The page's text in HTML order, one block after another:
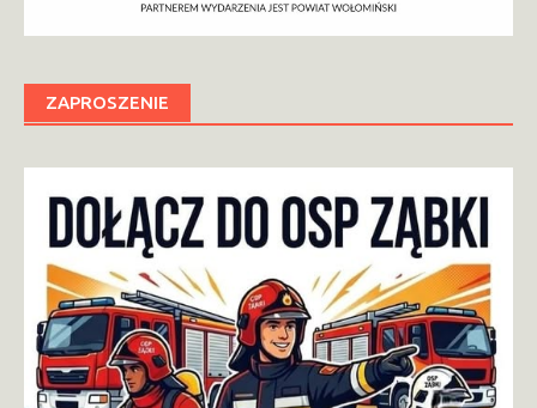
ZAPROSZENIE